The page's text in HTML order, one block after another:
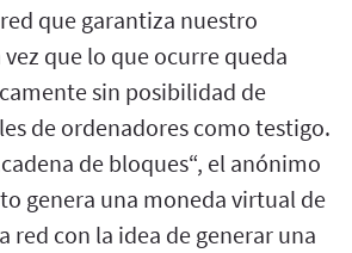
que garantiza nuestro
que lo que ocurre queda
sin posibilidad de
de ordenadores como testigo.
de bloques“, el anónimo
genera una moneda virtual de
red con la idea de generar una